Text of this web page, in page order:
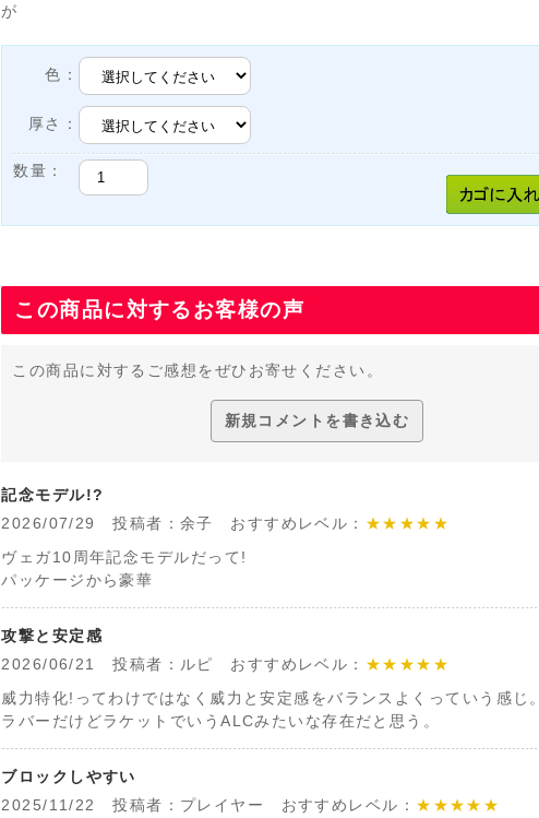
が
色：
厚さ：
数量：
この商品に対するお客様の声
この商品に対するご感想をぜひお寄せください。
新規コメントを書き込む
記念モデル!?
2026/07/29 投稿者：余子 おすすめレベル： ★★★★★
ヴェガ10周年記念モデルだって!
パッケージから豪華
攻撃と安定感
2026/06/21 投稿者：ルピ おすすめレベル： ★★★★★
威力特化!ってわけではなく威力と安定感をバランスよくっていう感じ。
ラバーだけどラケットでいうALCみたいな存在だと思う。
ブロックしやすい
2025/11/22 投稿者：プレイヤー おすすめレベル： ★★★★★